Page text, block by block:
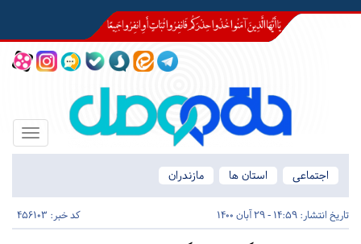
Toggle
اجتماعی
استان ها مازندران
تاریخ انتشار: 14:59 - 29 آبان 1400 کد خبر: 456103